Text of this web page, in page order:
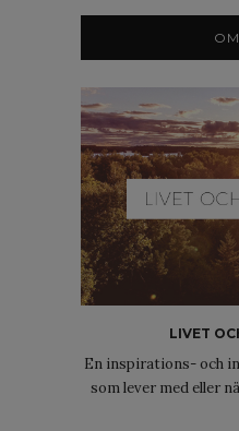
LIVET
En inspirations- och
som lever med eller